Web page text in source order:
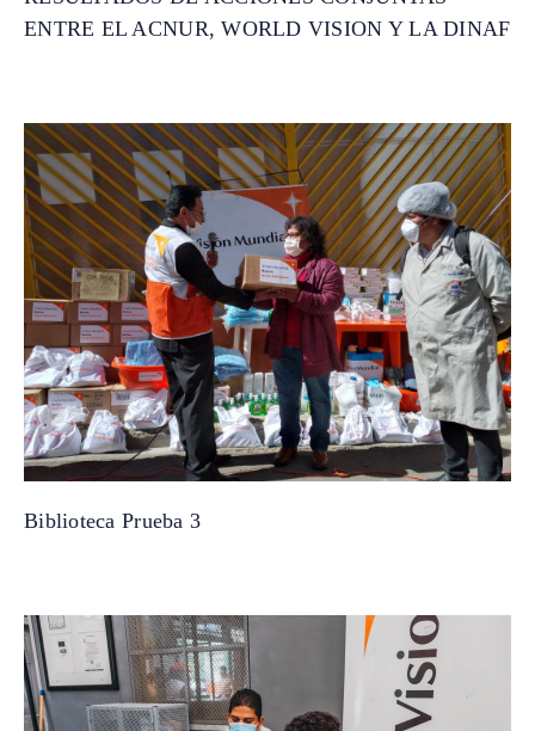
ENTRE EL ACNUR, WORLD VISION Y LA DINAF
Biblioteca Prueba 3